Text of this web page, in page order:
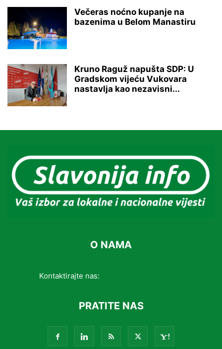
Večeras noćno kupanje na
bazenima u Belom Manastiru
Kruno Raguž napušta SDP: U
Gradskom vijeću Vukovara
nastavlja kao nezavisni...
O NAMA
Kontaktirajte nas:
PRATITE NAS